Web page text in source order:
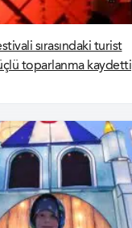
sırasındaki turist
toparlanma kaydetti